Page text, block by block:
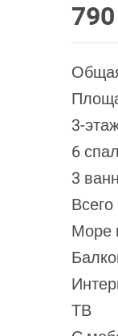
3-
6
3
Море
ТВ